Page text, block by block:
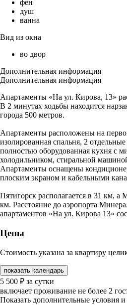
фен
душ
ванна
Вид из окна
во двор
Дополнительная информация
Дополнительная информация
Апартаменты «На ул. Кирова, 13»
В 2 минутах ходьбы находится
города 500 метров.
Апартаменты расположены на
изолированная спальня, 2
полностью оборудованная кухня с
холодильником, стиральной
Апартаменты оснащены
плоским экраном и кабельными
Пятигорск располагается в 31 км,
км. Расстояние до аэропорта
апартаментов «На ул. Кирова 13»
Цены
Стоимость указана за квартиру
показать календарь
5 500 ₽ за сутки
включает проживание не более 2
Показать дополнительные условия